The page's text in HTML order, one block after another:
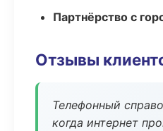
Партнёрство с
Отзывы
Телефонный
когда интернет